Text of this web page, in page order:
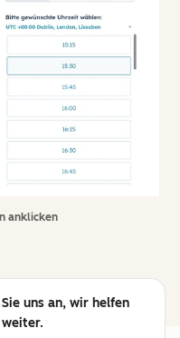
anklicken
uns an, wir helfen